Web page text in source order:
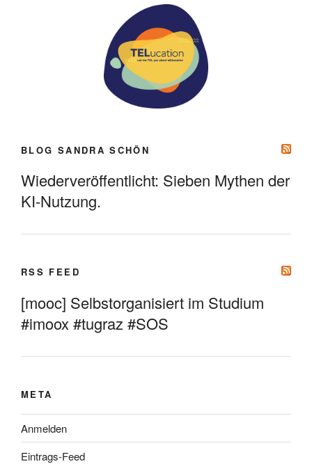
BLOG SANDRA SCHÖN
Wiederveröffentlicht: Sieben Mythen der
KI-Nutzung.
RSS FEED
[mooc] Selbstorganisiert im Studium
#imoox #tugraz #SOS
META
Anmelden
Eintrags-Feed